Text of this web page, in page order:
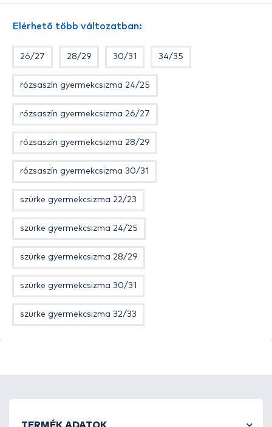
kifejezetten erős, ellenáll a fáradás okozta
különösen jó hőtartó képességű, jó vízállósággal
gondolt. Olyan csizmát is készített, mely
szortimenttel rendelkeznek. A külső kék színű és
lépni, netán télen a hóban szeretne játszani a
gyermek, akkor sem kell félni attól, hogy beázik. Ez
egy kivehető elasztikus szövethatású rugalmas
Celsius fokos hidegben is melegen tartja a lábat,
csúszásmentes, egyenetlen aljzaton is jó tapadást
problémamentesen használható. A csizma szárán
Elérhető több változatban:
26/27 28/29 30/31 34/35
rózsaszín gyermekcsizma 24/25
rózsaszín gyermekcsizma 26/27
rózsaszín gyermekcsizma 28/29
rózsaszín gyermekcsizma 30/31
szürke gyermekcsizma 22/23
szürke gyermekcsizma 24/25
szürke gyermekcsizma 28/29
szürke gyermekcsizma 30/31
szürke gyermekcsizma 32/33